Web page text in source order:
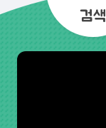
검색